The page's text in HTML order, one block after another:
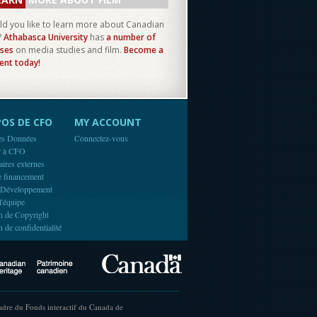
you like to learn more about Canadian
Athabasca University hasa number of
on media studies and film. Become a
today!
DE CFO
Données
à CFO
externes
financement
de Copyright
de confidentialité
MY ACCOUNT
Connectez-vous
Canadian Heritage
du Fonds interactif du Canada de